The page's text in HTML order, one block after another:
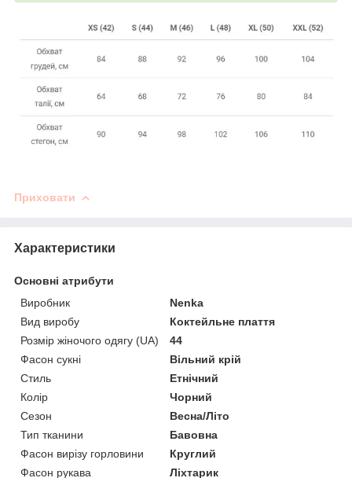
Приховати
Характеристики
Основні атрибути
Виробник
Nenka
Вид виробу
Коктейльне плаття
Розмір жіночого одягу (UA)
44
Фасон сукні
Вільний крій
Стиль
Етнічний
Колір
Чорний
Сезон
Весна/Літо
Тип тканини
Бавовна
Фасон вирізу горловини
Круглий
Фасон рукава
Ліхтарик